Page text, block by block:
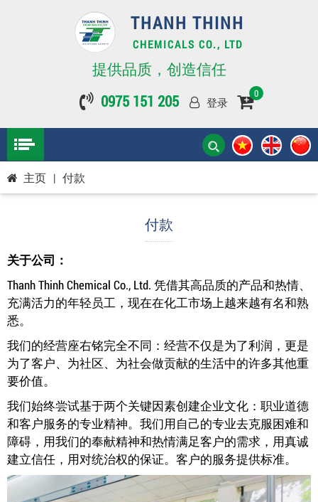
THANH THINH
CHEMICALS CO., LTD
提供品质，创造信任
0975 151 205
登录
0
主页 | 付款
付款
关于公司：
Thanh Thinh Chemical Co., Ltd. 凭借其高品质的产品和热情、
充满活力的年轻员工，现在在化工市场上越来越有名和熟
悉。
我们的经营座右铭完全不同：经营不仅是为了利润，更是
为了客户、为社区、为社会做贡献的生活中的许多其他重
要价值。
我们始终尝试基于两个关键因素创建企业文化：职业道德
和客户服务的专业精神。我们用自己的专业去克服困难和
障碍，用我们的奉献精神和热情满足客户的需求，用真诚
建立信任，用对统治权的保证。客户的服务提供标准。